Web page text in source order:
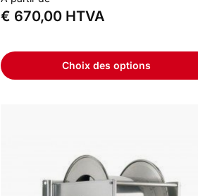
€ 670,00 HTVA
Choix des options